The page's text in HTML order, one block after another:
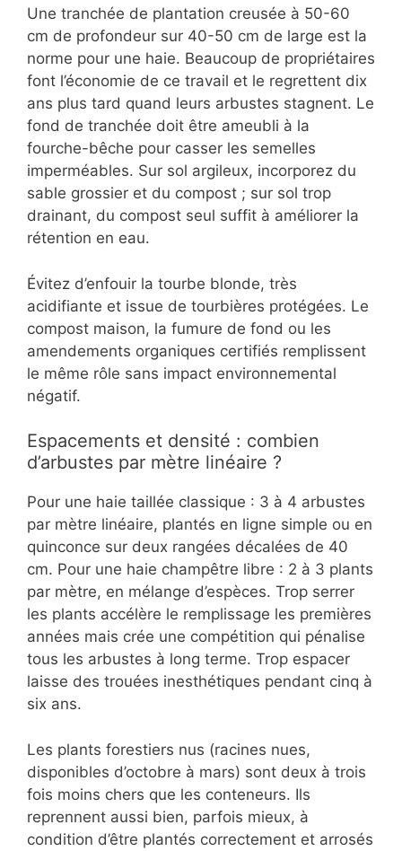
Une tranchée de plantation creusée à 50-60
cm de profondeur sur 40-50 cm de large est la
norme pour une haie. Beaucoup de propriétaires
font l’économie de ce travail et le regrettent dix
ans plus tard quand leurs arbustes stagnent. Le
fond de tranchée doit être ameubli à la
fourche-bêche pour casser les semelles
imperméables. Sur sol argileux, incorporez du
sable grossier et du compost ; sur sol trop
drainant, du compost seul suffit à améliorer la
rétention en eau.
Évitez d’enfouir la tourbe blonde, très
acidifiante et issue de tourbières protégées. Le
compost maison, la fumure de fond ou les
amendements organiques certifiés remplissent
le même rôle sans impact environnemental
négatif.
Espacements et densité : combien
d’arbustes par mètre linéaire ?
Pour une haie taillée classique : 3 à 4 arbustes
par mètre linéaire, plantés en ligne simple ou en
quinconce sur deux rangées décalées de 40
cm. Pour une haie champêtre libre : 2 à 3 plants
par mètre, en mélange d’espèces. Trop serrer
les plants accélère le remplissage les premières
années mais crée une compétition qui pénalise
tous les arbustes à long terme. Trop espacer
laisse des trouées inesthétiques pendant cinq à
six ans.
Les plants forestiers nus (racines nues,
disponibles d’octobre à mars) sont deux à trois
fois moins chers que les conteneurs. Ils
reprennent aussi bien, parfois mieux, à
condition d’être plantés correctement et arrosés